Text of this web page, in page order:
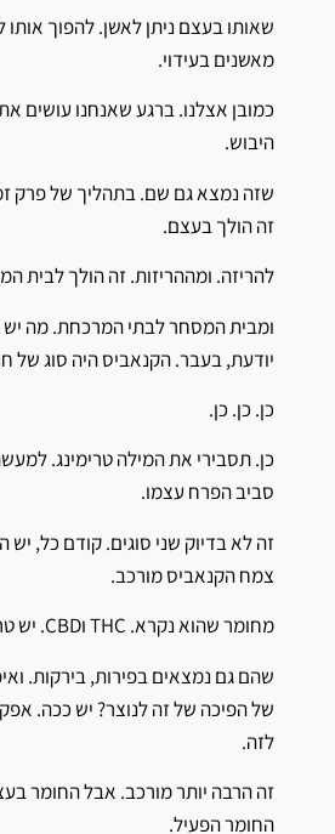
שאותו בעצם ניתן לאשן. להפוך
מאשנים בעידוי.
כמובן אצלנו. ברגע שאנחנו עושים
היבוש.
שזה נמצא גם שם. בתהליך של פרק
זה הולך בעצם.
להריזה. ומההריזות. זה הולך לבית
ומבית המסחר לבתי המרכחת. מה יש
יודעת, בעבר. הקנאביס היה סוג של
כן. כן. כן.
כן. תסבירי את המילה טרימינג.
סביב הפרח עצמו.
זה לא בדיוק שני סוגים. קודם כל, יש
צמח הקנאביס מורכב.
מחומר שהוא נקרא. THC וCBD. יש טרפנים.
שהם גם נמצאים בפירות, בירקות.
של הפיכה של זה לנוצר? יש ככה.
לזה.
החומר הפעיל.